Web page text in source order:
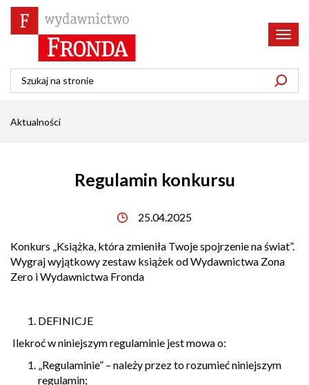
Aktualności
Regulamin konkursu
25.04.2025
Konkurs „Książka, która zmieniła Twoje spojrzenie na świat”.
Wygraj wyjątkowy zestaw książek od Wydawnictwa Zona
Zero i Wydawnictwa Fronda
DEFINICJE
Ilekroć w niniejszym regulaminie jest mowa o:
„Regulaminie” – należy przez to rozumieć niniejszym
regulamin;